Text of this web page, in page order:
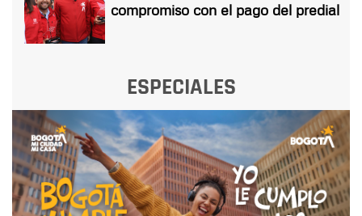
compromiso con el pago del predial
ESPECIALES